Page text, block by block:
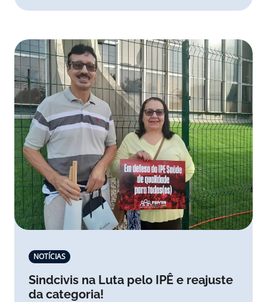
NOTÍCIAS
Sindcivis na Luta pelo IPÊ e reajuste
da categoria!